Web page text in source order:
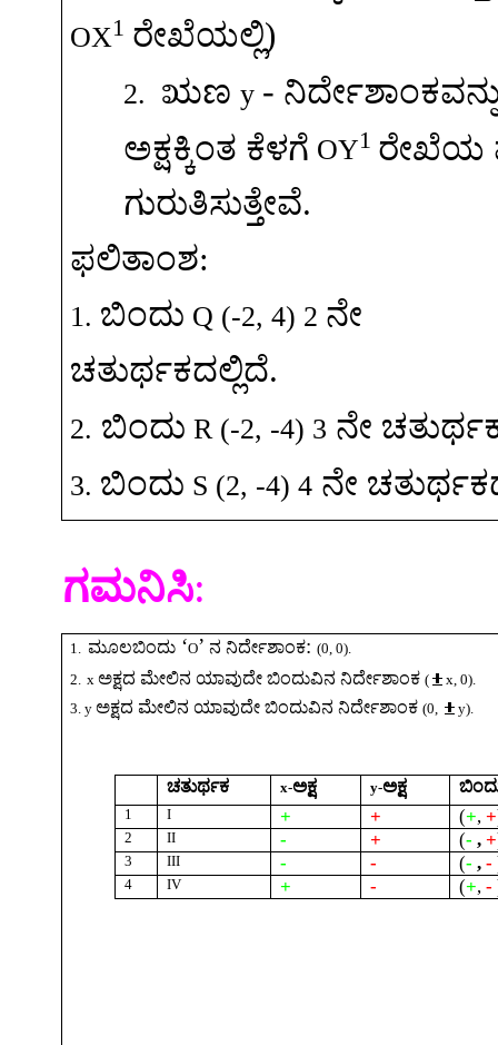
OX1 ರೇಖೆಯಲ್ಲಿ)
2. ಋಣ y -
ಅಕ್ಷಕ್ಕಿಂತ ಕೆಳಗೆ OY1 ರೇಖೆಯ
ಗುರುತಿಸುತ್ತೇವೆ.
ಫಲಿತಾಂಶ:
1. ಬಿಂದು Q (-2, 4) 2 ನೇ
ಚತುರ್ಥಕದಲ್ಲಿದೆ.
2. ಬಿಂದು R (-2, -4) 3 ನೇ
3. ಬಿಂದು S (2, -4) 4 ನೇ
ಗಮನಿಸಿ:
1. ಮೂಲಬಿಂದು ‘O’ನ ನಿರ್ದೇಶಾಂಕ:(0, 0).
2. xಅಕ್ಷದ ಮೇಲಿನ ಯಾವುದೇ ಬಿಂದುವಿನ ನಿರ್ದೇಶಾಂಕ (
x, 0).
3.y ಅಕ್ಷದ ಮೇಲಿನ ಯಾವುದೇ ಬಿಂದುವಿನ ನಿರ್ದೇಶಾಂಕ (0, y).
ಚತುರ್ಥಕ x-ಅಕ್ಷ y-ಅಕ್ಷ
1 I + + (+, +
2 II - + (- , +
3 III - - (- , -
4 IV + - (+, -